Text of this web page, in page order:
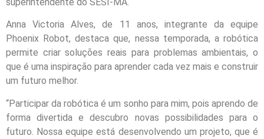
Anna Victoria Alves, de 11 anos, integrante da equipe
Phoenix Robot, destaca que, nessa temporada, a robótica
permite criar soluções reais para problemas ambientais, o
que é uma inspiração para aprender cada vez mais e construir
um futuro melhor.
“Participar da robótica é um sonho para mim, pois aprendo de
forma divertida e descubro novas possibilidades para o
futuro. Nossa equipe está desenvolvendo um projeto, que é